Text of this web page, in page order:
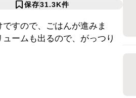
保存31.3K件
すので、ごはんが進みま
ームも出るので、がっつり